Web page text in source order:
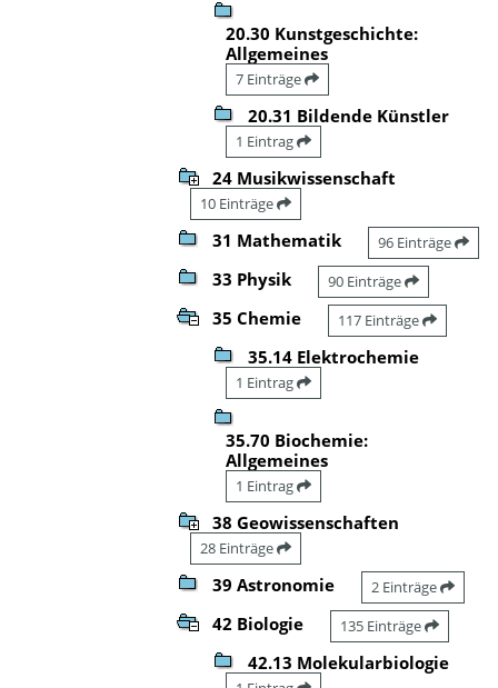
20.30 Kunstgeschichte:
Allgemeines
7 Einträge
20.31 Bildende Künstler
1 Eintrag
24 Musikwissenschaft
10 Einträge
31 Mathematik 96 Einträge
33 Physik 90 Einträge
35 Chemie 117 Einträge
35.14 Elektrochemie
1 Eintrag
35.70 Biochemie:
Allgemeines
1 Eintrag
38 Geowissenschaften
28 Einträge
39 Astronomie 2 Einträge
42 Biologie 135 Einträge
42.13 Molekularbiologie